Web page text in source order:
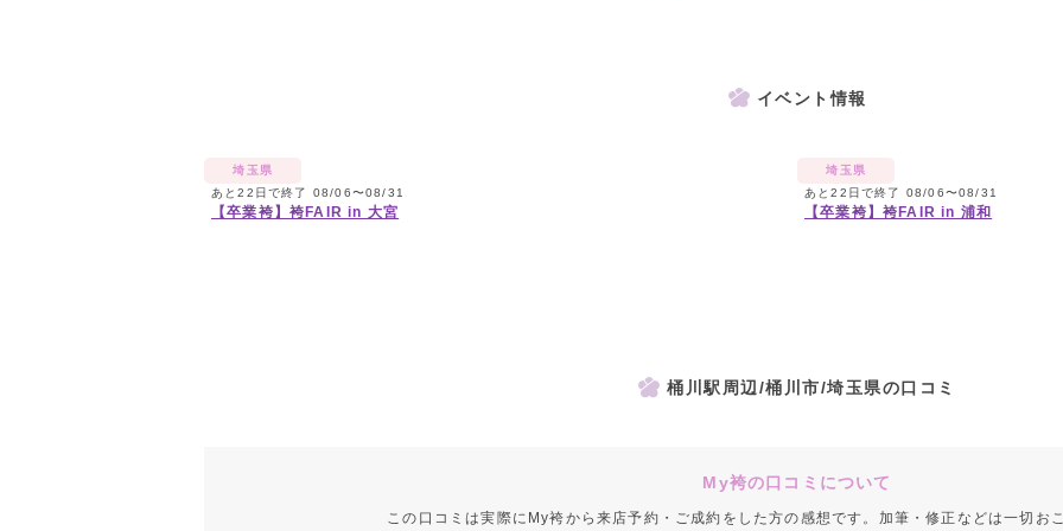
イベント情報
埼玉県
あと22日で終了 08/06〜08/31
【卒業袴】袴FAIR in 大宮
埼玉県
あと22日で終了 08/06〜08/31
【卒業袴】袴FAIR in 浦和
桶川駅周辺/桶川市/埼玉県の口コミ
My袴の口コミについて
この口コミは実際にMy袴から来店予約・ご成約をした方の感想です。加筆・修正などは一切お